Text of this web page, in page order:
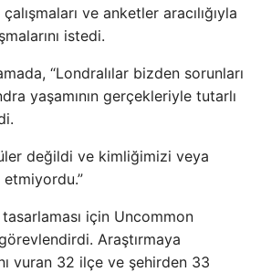
ve anketler aracılığıyla
istedi.
“Londralılar bizden sorunları
yaşamının gerçekleriyle tutarlı
değildi ve kimliğimizi veya
için Uncommon
Araştırmaya
vuran 32 ilçe ve şehirden 33